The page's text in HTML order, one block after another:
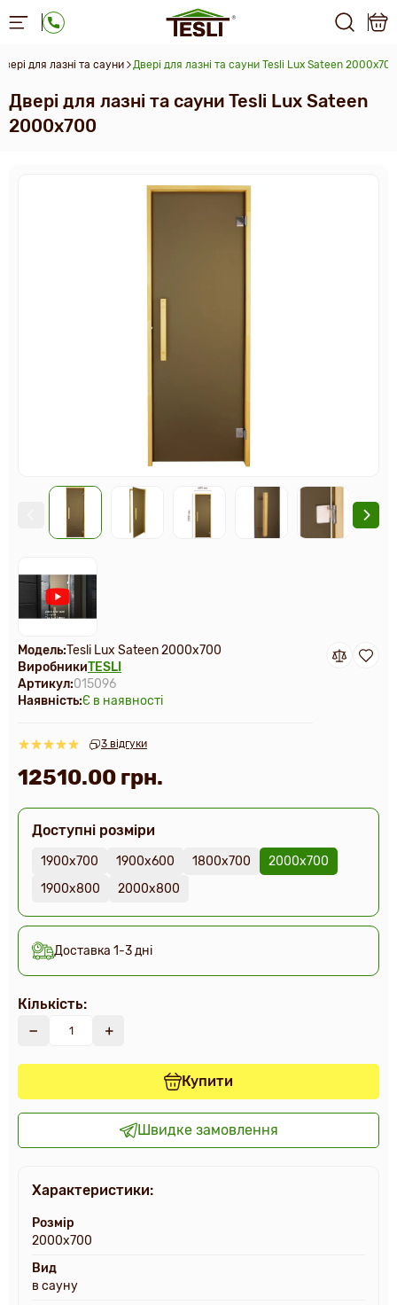
для лазні та сауни Двері для лазні та сауни Tesli Lux Sateen 2000х700
Двері для лазні та сауни Tesli Lux Sateen
2000х700
Модель:Tesli Lux Sateen 2000х700
ВиробникиTESLI
Артикул:015096
Наявність:Є в наявності
Доступні розміри
1900х700 1900х600 1800х700
2000х700
1900х800
2000х800
Доставка 1-3 дні
3 відгуки
12510.00 грн.
Кількість:
Купити
Швидке замовлення
Характеристики:
Розмір
2000х700
Вид
в сауну